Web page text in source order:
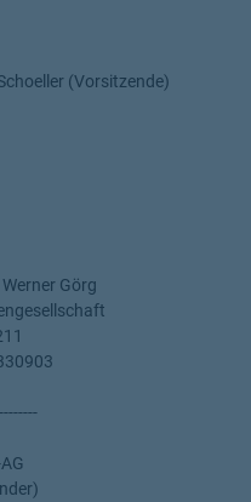
(Vorsitzende)
Görg